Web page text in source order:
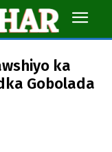
ka
Gobolada